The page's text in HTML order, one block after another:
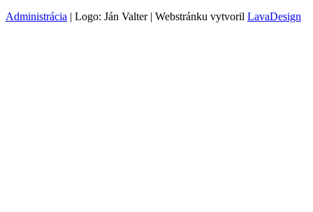
Administrácia | Logo: Ján Valter | Webstránku vytvoril LavaDesign